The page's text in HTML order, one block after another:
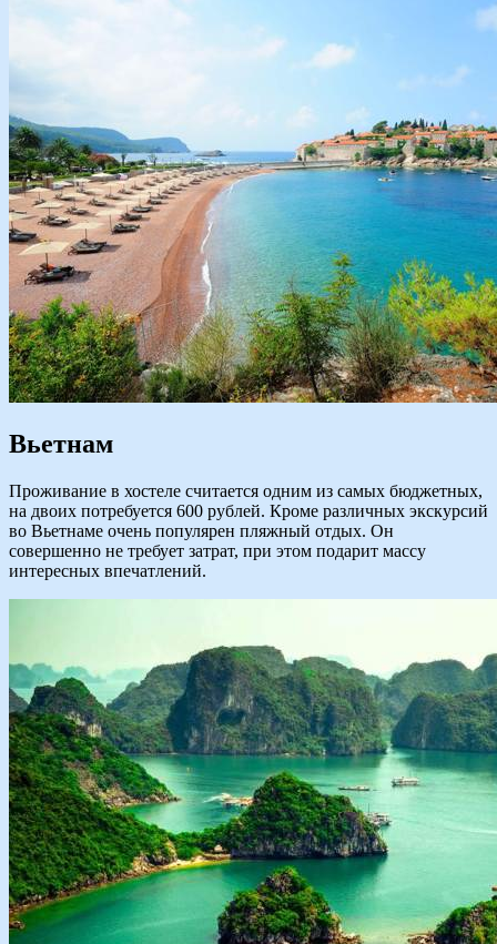
Вьетнам
Проживание в хостеле считается одним из самых бюджетных,
на двоих потребуется 600 рублей. Кроме различных экскурсий
во Вьетнаме очень популярен пляжный отдых. Он
совершенно не требует затрат, при этом подарит массу
интересных впечатлений.